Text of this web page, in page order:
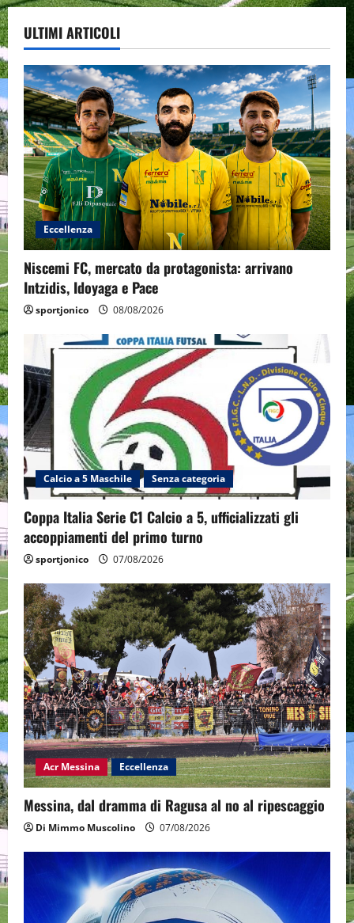
ULTIMI ARTICOLI
Eccellenza
Niscemi FC, mercato da protagonista: arrivano
Intzidis, Idoyaga e Pace
sportjonico 08/08/2026
Calcio a 5 Maschile Senza categoria
Coppa Italia Serie C1 Calcio a 5, ufficializzati gli
accoppiamenti del primo turno
sportjonico 07/08/2026
Acr Messina Eccellenza
Messina, dal dramma di Ragusa al no al ripescaggio
Di Mimmo Muscolino 07/08/2026